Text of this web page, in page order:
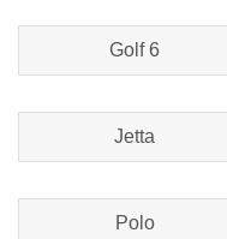
Golf 6
Jetta
Polo